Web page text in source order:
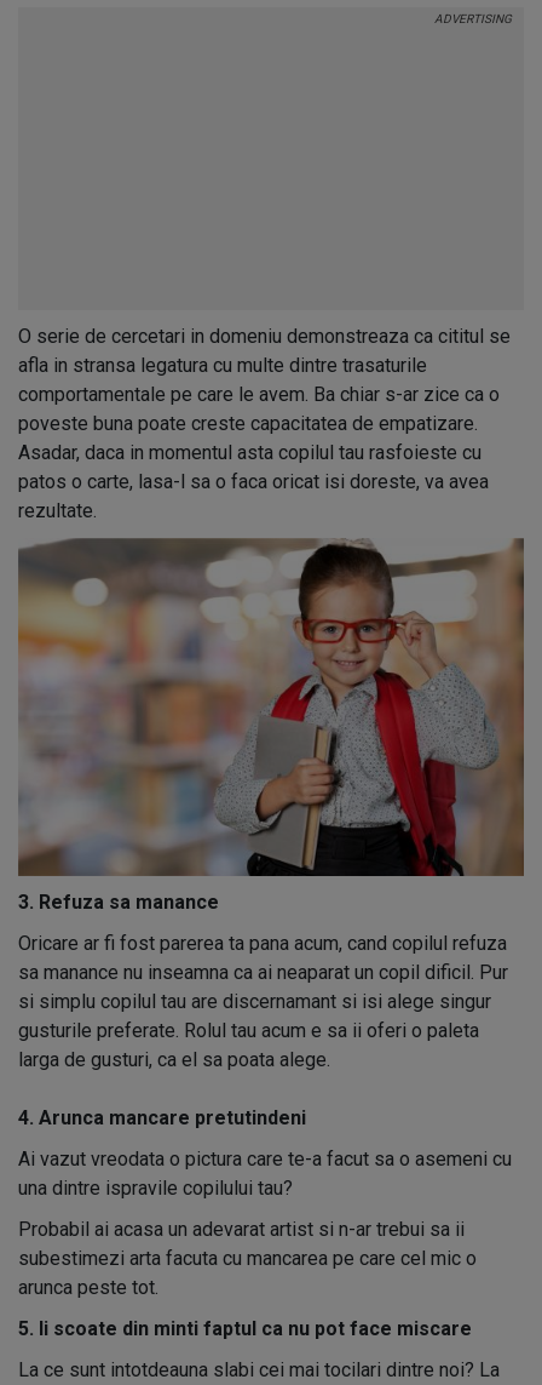
O serie de cercetari in domeniu demonstreaza ca cititul se
afla in stransa legatura cu multe dintre trasaturile
comportamentale pe care le avem. Ba chiar s-ar zice ca o
poveste buna poate creste capacitatea de empatizare.
Asadar, daca in momentul asta copilul tau rasfoieste cu
patos o carte, lasa-l sa o faca oricat isi doreste, va avea
rezultate.
3. Refuza sa manance
Oricare ar fi fost parerea ta pana acum, cand copilul refuza
sa manance nu inseamna ca ai neaparat un copil dificil. Pur
si simplu copilul tau are discernamant si isi alege singur
gusturile preferate. Rolul tau acum e sa ii oferi o paleta
larga de gusturi, ca el sa poata alege.
4. Arunca mancare pretutindeni
Ai vazut vreodata o pictura care te-a facut sa o asemeni cu
una dintre ispravile copilului tau?
Probabil ai acasa un adevarat artist si n-ar trebui sa ii
subestimezi arta facuta cu mancarea pe care cel mic o
arunca peste tot.
5. Ii scoate din minti faptul ca nu pot face miscare
La ce sunt intotdeauna slabi cei mai tocilari dintre noi? La